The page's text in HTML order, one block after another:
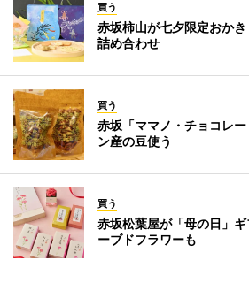
買う
赤坂柿山が七夕限定おか
詰め合わせ
買う
赤坂「ママノ・チョコレ
ン産の豆使う
買う
赤坂松葉屋が「母の日」
ーブドフラワーも